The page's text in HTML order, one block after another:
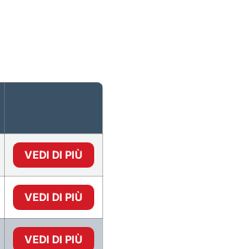
VEDI DI PIÙ
VEDI DI PIÙ
VEDI DI PIÙ